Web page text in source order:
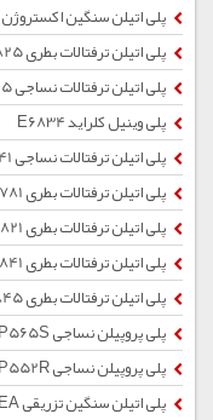
پلی اتیلن سنگین اکستروژن EX3
پلی اتیلن ترفتالات بطری BG825
پلی اتیلن ترفتالات نساجی TG645
پلی وینیل کلراید E6834
پلی اتیلن ترفتالات نساجی TG641
پلی اتیلن ترفتالات بطری BG781
پلی اتیلن ترفتالات بطری BG821
پلی اتیلن ترفتالات بطری BG841
پلی اتیلن ترفتالات بطری BG845
پلی پروپیلن نساجی HP565S
پلی پروپیلن نساجی HP552R
پلی اتیلن سنگین تزریقی 5620EA